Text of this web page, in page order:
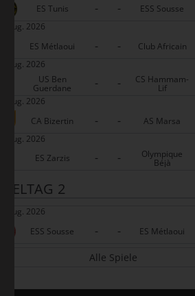
ES Tunis
- -
ESS Sousse
22 Aug. 2026
ES Métlaoui
- -
Club Africain
22 Aug. 2026
US Ben
Guerdane - - CS Hammam-
Lif
22 Aug. 2026
CA Bizertin
- -
AS Marsa
22 Aug. 2026
ES Zarzis
- - Olympique
Béjà
SPIELTAG 2
29 Aug. 2026
ESS Sousse
- - ES Métlaoui
Alle Spiele